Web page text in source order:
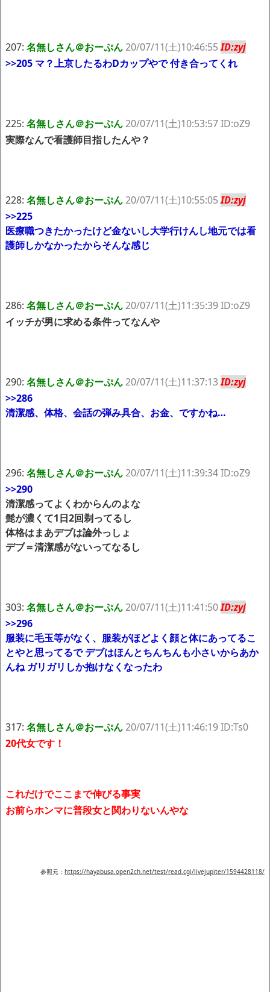
207: 名無しさん＠おーぷん20/07/11(土)10:46:55ID:zyj
>>205 マ？上京したるわDカップやで 付き合ってくれ
225: 名無しさん＠おーぷん20/07/11(土)10:53:57 ID:oZ9
実際なんで看護師目指したんや？
228: 名無しさん＠おーぷん20/07/11(土)10:55:05ID:zyj
>>225
医療職つきたかったけど金ないし大学行けんし地元では看
護師しかなかったからそんな感じ
286: 名無しさん＠おーぷん20/07/11(土)11:35:39 ID:oZ9
イッチが男に求める条件ってなんや
290: 名無しさん＠おーぷん20/07/11(土)11:37:13ID:zyj
>>286
清潔感、体格、会話の弾み具合、お金、ですかね…
296: 名無しさん＠おーぷん20/07/11(土)11:39:34 ID:oZ9
>>290
清潔感ってよくわからんのよな
髭が濃くて1日2回剃ってるし
体格はまあデブは論外っしょ
デブ＝清潔感がないってなるし
303: 名無しさん＠おーぷん20/07/11(土)11:41:50ID:zyj
>>296
服装に毛玉等がなく、服装がほどよく顔と体にあってるこ
とやと思ってるで デブはほんとちんちんも小さいからあか
んね ガリガリしか抱けなくなったわ
317: 名無しさん＠おーぷん20/07/11(土)11:46:19 ID:Ts0
20代女です！
これだけでここまで伸びる事実
お前らホンマに普段女と関わりないんやな
参照元： https://hayabusa.open2ch.net/test/read.cgi/livejupiter/1594428118/